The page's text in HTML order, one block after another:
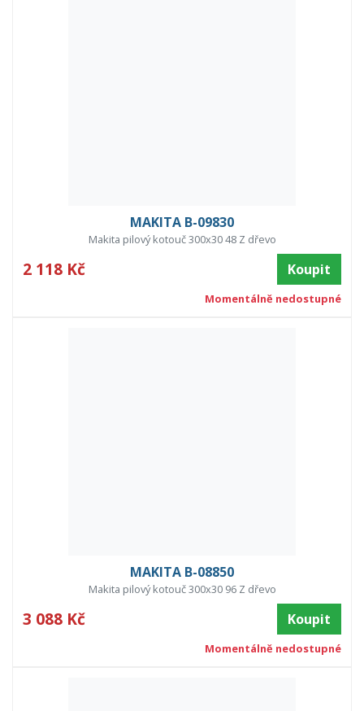
MAKITA B-09830
Makita pilový kotouč 300x30 48 Z dřevo
2 118 Kč Koupit
Momentálně nedostupné
MAKITA B-08850
Makita pilový kotouč 300x30 96 Z dřevo
3 088 Kč Koupit
Momentálně nedostupné